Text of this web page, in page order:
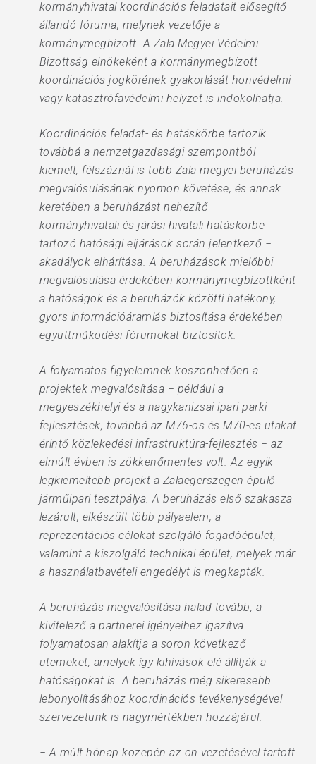
kormányhivatal koordinációs feladatait elősegítő
állandó fóruma, melynek vezetője a
kormánymegbízott. A Zala Megyei Védelmi
Bizottság elnökeként a kormánymegbízott
koordinációs jogkörének gyakorlását honvédelmi
vagy katasztrófavédelmi helyzet is indokolhatja.
Koordinációs feladat- és hatáskörbe tartozik
továbbá a nemzetgazdasági szempontból
kiemelt, félszáznál is több Zala megyei beruházás
megvalósulásának nyomon követése, és annak
keretében a beruházást nehezítő −
kormányhivatali és járási hivatali hatáskörbe
tartozó hatósági eljárások során jelentkező −
akadályok elhárítása. A beruházások mielőbbi
megvalósulása érdekében kormánymegbízottként
a hatóságok és a beruházók közötti hatékony,
gyors információáramlás biztosítása érdekében
együttműködési fórumokat biztosítok.
A folyamatos figyelemnek köszönhetően a
projektek megvalósítása − például a
megyeszékhelyi és a nagykanizsai ipari parki
fejlesztések, továbbá az M76-os és M70-es utakat
érintő közlekedési infrastruktúra-fejlesztés − az
elmúlt évben is zökkenőmentes volt. Az egyik
legkiemeltebb projekt a Zalaegerszegen épülő
járműipari tesztpálya. A beruházás első szakasza
lezárult, elkészült több pályaelem, a
reprezentációs célokat szolgáló fogadóépület,
valamint a kiszolgáló technikai épület, melyek már
a használatbavételi engedélyt is megkapták.
A beruházás megvalósítása halad tovább, a
kivitelező a partnerei igényeihez igazítva
folyamatosan alakítja a soron következő
ütemeket, amelyek így kihívások elé állítják a
hatóságokat is. A beruházás még sikeresebb
lebonyolításához koordinációs tevékenységével
szervezetünk is nagymértékben hozzájárul.
− A múlt hónap közepén az ön vezetésével tartott